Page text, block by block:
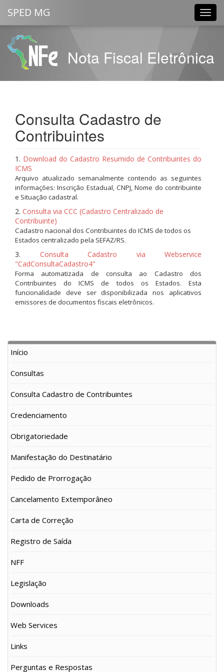
SPED MG
Nota Fiscal Eletrônica
Consulta Cadastro de
Contribuintes
1. Download do Cadastro Resumido de Contribuintes do
ICMS
Arquivo atualizado semanalmente contendo as seguintes
informações: Inscrição Estadual, CNPJ, Nome do contribuinte
e Situação cadastral.
2. Consulta via CCC (Cadastro Centralizado de
Contribuinte)
Cadastro nacional dos Contribuintes do ICMS de todos os
Estados centralizado pela SEFAZ/RS.
3. Consulta Cadastro via Webservice
"CadConsultaCadastro4"
Forma automatizada de consulta ao Cadastro dos
Contribuintes do ICMS de todos os Estados. Esta
funcionalidade deve ser disponibilizada nos aplicativos
emissores de documentos fiscais eletrônicos.
Início
Consultas
Consulta Cadastro de Contribuintes
Credenciamento
Obrigatoriedade
Manifestação do Destinatário
Pedido de Prorrogação
Cancelamento Extemporâneo
Carta de Correção
Registro de Saída
NFF
Legislação
Downloads
Web Services
Links
Perguntas e Respostas